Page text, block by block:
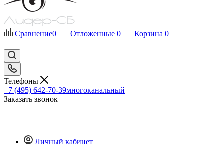
Сравнение0 Отложенные 0 Корзина 0
Телефоны
+7 (495) 642-70-39многоканальный
Заказать звонок
Личный кабинет